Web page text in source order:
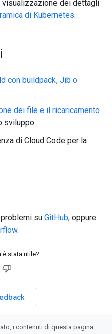
dei dettagli
di Kubernetes.
con buildpack, Jib o
dei file e il ricaricamento
sviluppo.
di Cloud Code per la
su GitHub, oppure
.
è stata utile?
i contenuti di questa pagina